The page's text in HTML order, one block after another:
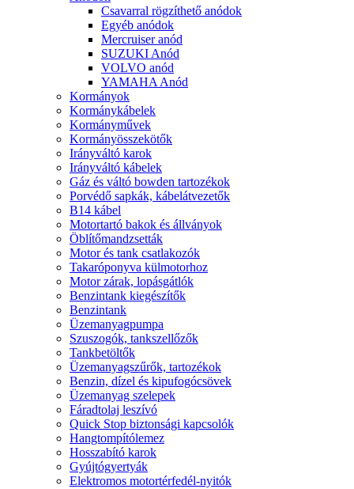
Csavarral rögzíthető anódok
Egyéb anódok
Mercruiser anód
SUZUKI Anód
VOLVO anód
YAMAHA Anód
Kormányok
Kormánykábelek
Kormányművek
Kormányösszekötők
Irányváltó karok
Irányváltó kábelek
Gáz és váltó bowden tartozékok
Porvédő sapkák, kábelátvezetők
B14 kábel
Motortartó bakok és állványok
Öblítőmandzsetták
Motor és tank csatlakozók
Takaróponyva külmotorhoz
Motor zárak, lopásgátlók
Benzintank kiegészítők
Benzintank
Üzemanyagpumpa
Szuszogók, tankszellőzők
Tankbetöltők
Üzemanyagszűrők, tartozékok
Benzin, dízel és kipufogócsövek
Üzemanyag szelepek
Fáradtolaj leszívó
Quick Stop biztonsági kapcsolók
Hangtompítólemez
Hosszabító karok
Gyújtógyertyák
Elektromos motortérfedél-nyitók